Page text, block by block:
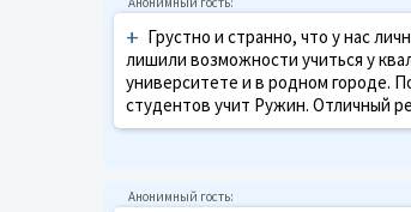
+ Грустно и странно, что у нас
лишили возможности учиться у
университете и в родном городе.
студентов учит Ружин. Отличный